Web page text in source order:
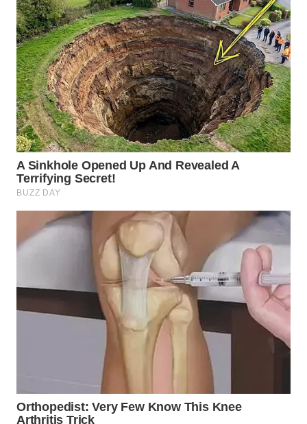
WN
BINJAI
WN
CIREBON
WN
INDRAMAYU
WN
KUNINGAN
WN
MAJALENGKA
SUBANG
PURWAKARTA